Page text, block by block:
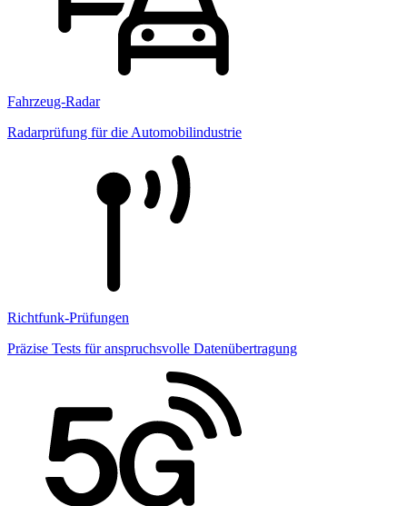
Fahrzeug-Radar
Radarprüfung für die Automobilindustrie
Richtfunk-Prüfungen
Präzise Tests für anspruchsvolle Datenübertragung